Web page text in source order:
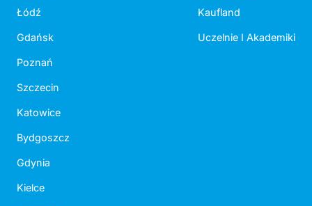
Łódź
Gdańsk
Poznań
Szczecin
Katowice
Bydgoszcz
Gdynia
Kielce
Kaufland
Uczelnie I Akademiki